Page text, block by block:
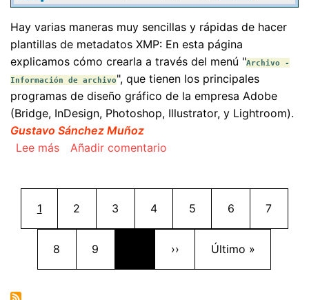
Hay varias maneras muy sencillas y rápidas de hacer
plantillas de metadatos XMP: En esta página
explicamos cómo crearla a través del menú "Archivo -
Información de archivo", que tienen los principales
programas de diseño gráfico de la empresa Adobe
(Bridge, InDesign, Photoshop, Illustrator, y Lightroom).
Gustavo Sánchez Muñoz
Lee mássobre Crear una plantilla de metadatos XMP
Añadir comentario
Paginación
Página actual
1 Página
2 Página
3 Página
4 Página
5 Página
6 Página
7
Página
8 Página
9 Siguiente página
›› Última página
Último »